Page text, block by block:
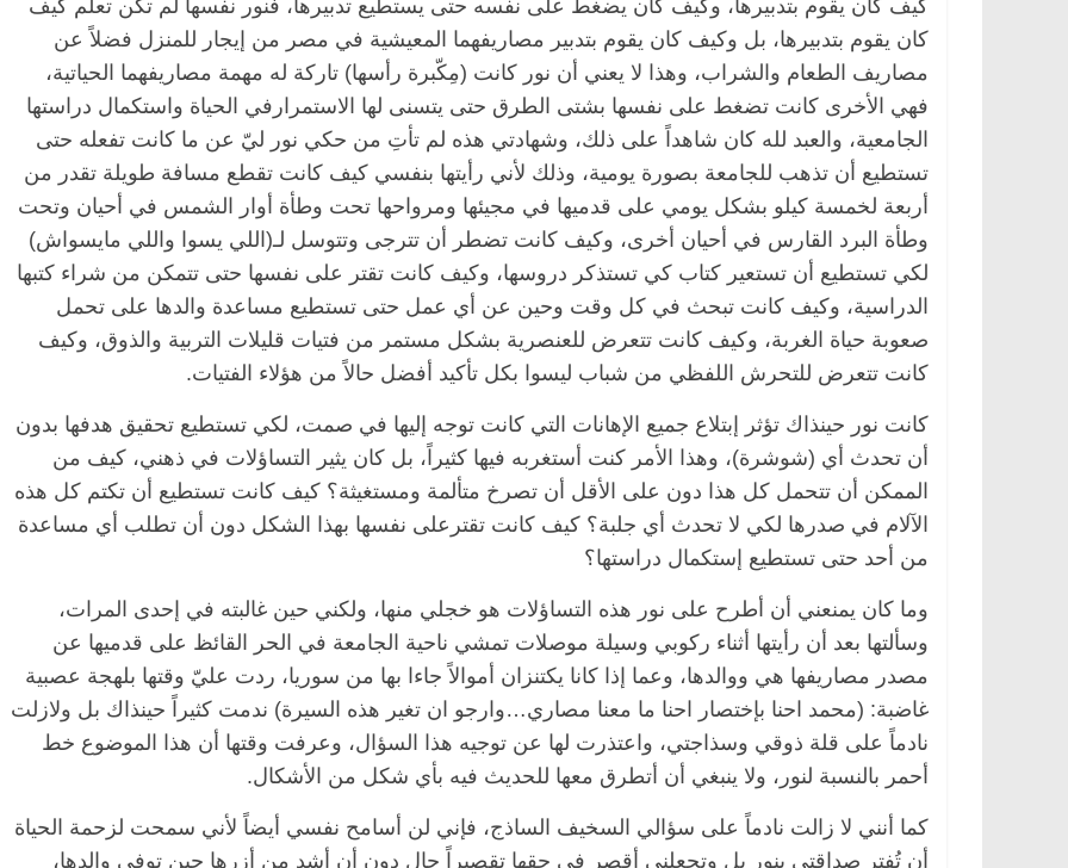
كيف كان يقوم بتدبيرها، وكيف كان يضغط على نفسه حتى يستطيع تدبيرها، فنور نفسها لم تكن تعلم كيف
كان يقوم بتدبيرها، بل وكيف كان يقوم بتدبير مصاريفهما المعيشية في مصر من إيجار للمنزل فضلاً عن
مصاريف الطعام والشراب، وهذا لا يعني أن نور كانت (مِكّبرة رأسها) تاركة له مهمة مصاريفهما الحياتية،
فهي الأخرى كانت تضغط على نفسها بشتى الطرق حتى يتسنى لها الاستمرارفي الحياة واستكمال دراستها
الجامعية، والعبد لله كان شاهداً على ذلك، وشهادتي هذه لم تأتِ من حكي نور ليّ عن ما كانت تفعله حتى
تستطيع أن تذهب للجامعة بصورة يومية، وذلك لأني رأيتها بنفسي كيف كانت تقطع مسافة طويلة تقدر من
أربعة لخمسة كيلو بشكل يومي على قدميها في مجيئها ومرواحها تحت وطأة أوار الشمس في أحيان وتحت
وطأة البرد القارس في أحيان أخرى، وكيف كانت تضطر أن تترجى وتتوسل لـ(اللي يسوا واللي مايسواش)
لكي تستطيع أن تستعير كتاب كي تستذكر دروسها، وكيف كانت تقتر على نفسها حتى تتمكن من شراء كتبها
الدراسية، وكيف كانت تبحث في كل وقت وحين عن أي عمل حتى تستطيع مساعدة والدها على تحمل
صعوبة حياة الغربة، وكيف كانت تتعرض للعنصرية بشكل مستمر من فتيات قليلات التربية والذوق، وكيف
كانت تتعرض للتحرش اللفظي من شباب ليسوا بكل تأكيد أفضل حالاً من هؤلاء الفتيات.
كانت نور حينذاك تؤثر إبتلاع جميع الإهانات التي كانت توجه إليها في صمت، لكي تستطيع تحقيق هدفها بدون
أن تحدث أي (شوشرة)، وهذا الأمر كنت أستغربه فيها كثيراً، بل كان يثير التساؤلات في ذهني، كيف من
الممكن أن تتحمل كل هذا دون على الأقل أن تصرخ متألمة ومستغيثة؟ كيف كانت تستطيع أن تكتم كل هذه
الآلام في صدرها لكي لا تحدث أي جلبة؟ كيف كانت تقترعلى نفسها بهذا الشكل دون أن تطلب أي مساعدة
من أحد حتى تستطيع إستكمال دراستها؟
وما كان يمنعني أن أطرح على نور هذه التساؤلات هو خجلي منها، ولكني حين غالبته في إحدى المرات،
وسألتها بعد أن رأيتها أثناء ركوبي وسيلة موصلات تمشي ناحية الجامعة في الحر القائظ على قدميها عن
مصدر مصاريفها هي ووالدها، وعما إذا كانا يكتنزان أموالاً جاءا بها من سوريا، ردت عليّ وقتها بلهجة عصبية
غاضبة: (محمد احنا بإختصار احنا ما معنا مصاري…وارجو ان تغير هذه السيرة) ندمت كثيراً حينذاك بل ولازلت
نادماً على قلة ذوقي وسذاجتي، واعتذرت لها عن توجيه هذا السؤال، وعرفت وقتها أن هذا الموضوع خط
أحمر بالنسبة لنور، ولا ينبغي أن أتطرق معها للحديث فيه بأي شكل من الأشكال.
كما أنني لا زالت نادماً على سؤالي السخيف الساذج، فإني لن أسامح نفسي أيضاً لأني سمحت لزحمة الحياة
أن تُفتر صداقتي بنور بل وتجعلني أقصر في حقها تقصيراً حال دون أن أشد من أزرها حين توفى والدها،
مقعد شاغر على مائدة الإفطار.. يحيى
حسين عبدالهادي فارس مقاومة
الخصخصة الذي دافع عن المال العام
(بروفايل)
الرئيسية مصر ناس وناس
في ذكرى رحيله.. د. نور فرحات فقيه
قانوني دافع عن قضايا الوطن وانحاز
للحرية (بروفايل)
ناس وناس
فاروق.. خبير اقتصادي
ميلاده وحيداً على أبواب